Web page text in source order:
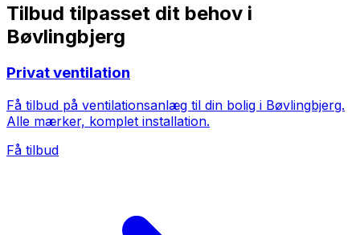
Tilbud tilpasset dit behov i
Bøvlingbjerg
Privat ventilation
Få tilbud på ventilationsanlæg til din bolig i Bøvlingbjerg.
Alle mærker, komplet installation.
Få tilbud